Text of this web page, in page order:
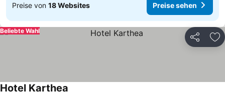
Preise von 18 Websites Preise sehen
Teilen
Beliebte Wahl
Hotel Karthea